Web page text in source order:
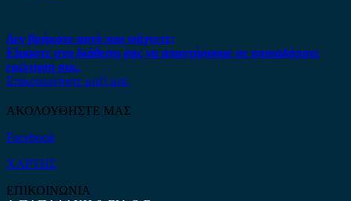
Δεν βρήκατε αυτό που ψάχνετε;
Είμαστε στη διάθεση σας να απαντήσουμε σε οποιαδήποτε
ερώτηση σας.
Επικοινωνήστε μαζί μας
ΑΚΟΛΟΥΘΗΣΤΕ ΜΑΣ
Facebook
ΧΑΡΤΗΣ
ΕΠΙΚΟΙΝΩΝΙΑ